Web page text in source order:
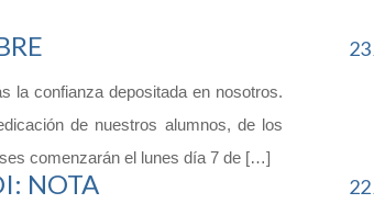
23
la confianza depositada en nosotros.
de nuestros alumnos, de los
comenzarán el lunes día 7 de […]
NOTA
22